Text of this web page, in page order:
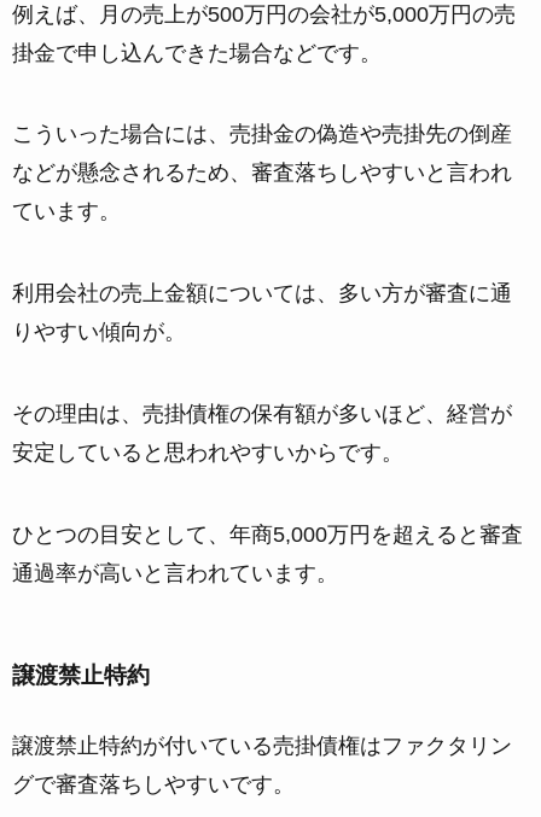
例えば、月の売上が500万円の会社が5,000万円の売
掛金で申し込んできた場合などです。
こういった場合には、売掛金の偽造や売掛先の倒産
などが懸念されるため、審査落ちしやすいと言われ
ています。
利用会社の売上金額については、多い方が審査に通
りやすい傾向が。
その理由は、 売掛債権の保有額が多いほど、経営が
安定していると思われやすいからです。
ひとつの目安として、年商5,000万円を超えると審査
通過率が高いと言われています。
譲渡禁止特約
譲渡禁止特約が付いている売掛債権はファクタリン
グで審査落ちしやすいです。